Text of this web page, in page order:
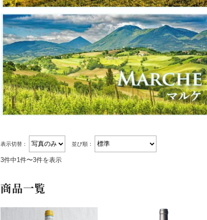
表示切替： 並び順：
3件中1件〜3件を表示
商品一覧